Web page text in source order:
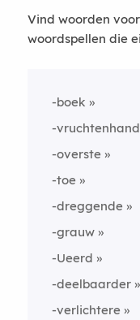
Vind woorden
woordspellen die
-boek
-
-overste
-toe
-dreggende
-grauw
-Ueerd
-deelbaarder
-verlichtere